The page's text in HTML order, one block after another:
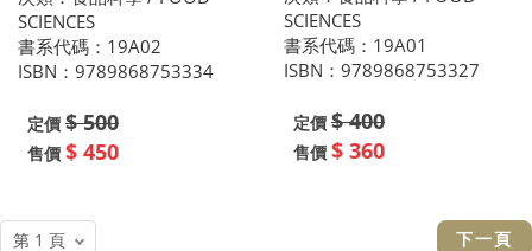
SCIENCES
書系代碼：19A02
ISBN：9789868753334
定價 $ 500
售價 $ 450
SCIENCES
書系代碼：19A01
ISBN：9789868753327
定價 $ 400
售價 $ 360
下一頁